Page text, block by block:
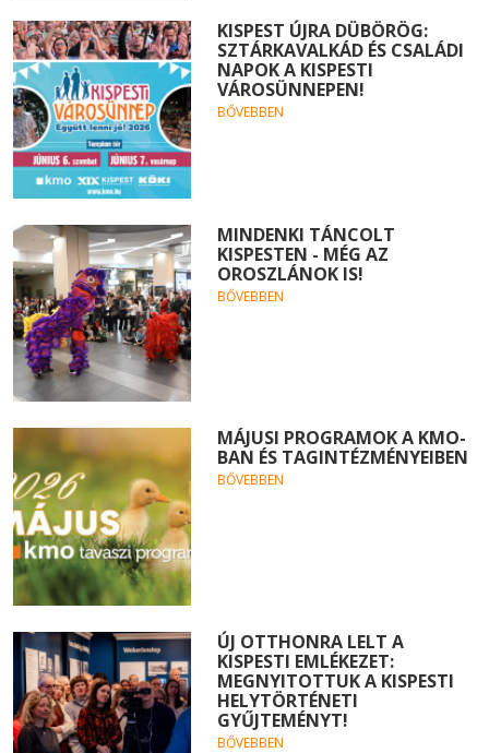
KISPEST ÚJRA DÜBÖRÖG:
SZTÁRKAVALKÁD ÉS CSALÁDI
NAPOK A KISPESTI
VÁROSÜNNEPEN!
BŐVEBBEN
MINDENKI TÁNCOLT
KISPESTEN - MÉG AZ
OROSZLÁNOK IS!
BŐVEBBEN
MÁJUSI PROGRAMOK A KMO-
BAN ÉS TAGINTÉZMÉNYEIBEN
BŐVEBBEN
ÚJ OTTHONRA LELT A
KISPESTI EMLÉKEZET:
MEGNYITOTTUK A KISPESTI
HELYTÖRTÉNETI
GYŰJTEMÉNYT!
BŐVEBBEN